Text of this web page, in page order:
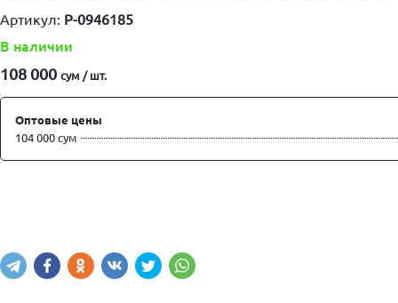
Артикул: P-0946185
В наличии
108 000 сум / шт.
Оптовые цены
104 000 сум